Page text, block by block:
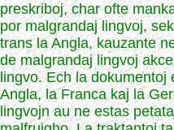
preskriboj, char ofte
por malgrandaj lingvoj,
trans la Angla, kauzante
de malgrandaj lingvoj
lingvo. Ech la
Angla, la Franca kaj la
lingvojn au ne estas